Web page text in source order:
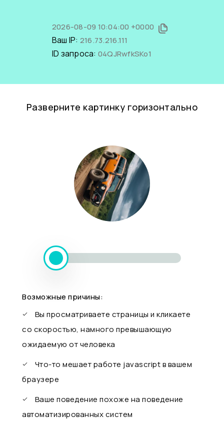
2026-08-09 10:04:00 +0000
Ваш IP: 216.73.216.111
ID запроса: 04QJRwfkSKo1
Разверните картинку горизонтально
Возможные причины:
Вы просматриваете страницы и кликаете
со скоростью, намного превышающую
ожидаемую от человека
Что-то мешает работе javascript в вашем
браузере
Ваше поведение похоже на поведение
автоматизированных систем